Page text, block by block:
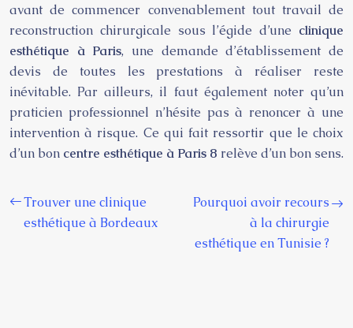
avant de commencer convenablement tout travail de
reconstruction chirurgicale sous l’égide d’une clinique
esthétique à Paris, une demande d’établissement de
devis de toutes les prestations à réaliser reste
inévitable. Par ailleurs, il faut également noter qu’un
praticien professionnel n’hésite pas à renoncer à une
intervention à risque. Ce qui fait ressortir que le choix
d’un bon centre esthétique à Paris 8 relève d’un bon sens.
Trouver une clinique
esthétique à Bordeaux
Pourquoi avoir recours
à la chirurgie
esthétique en Tunisie ?